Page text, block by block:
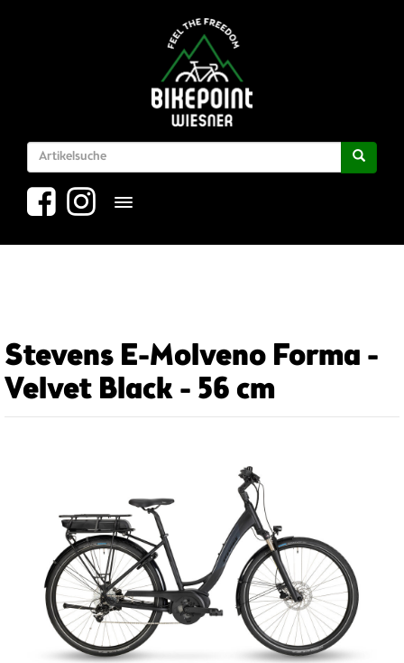
Toggle navigation
Stevens E-Molveno Forma -
Velvet Black - 56 cm